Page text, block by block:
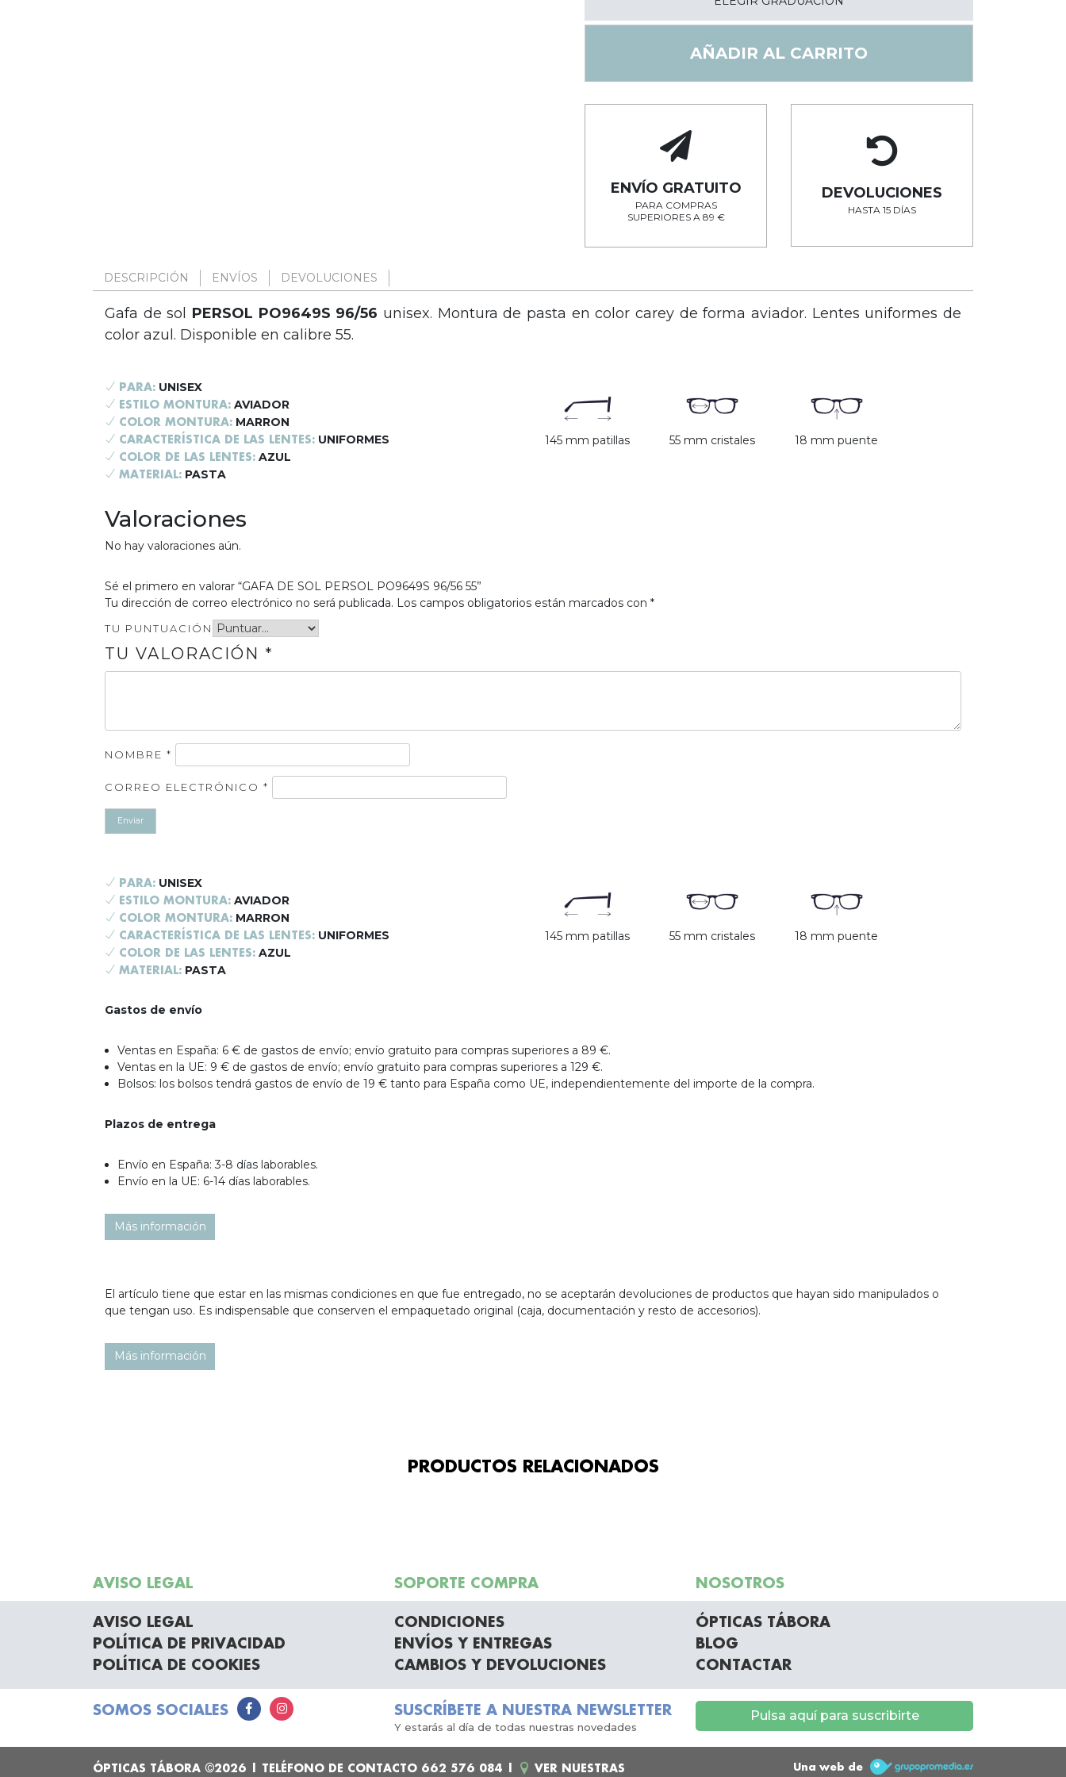
AÑADIR AL CARRITO
ENVÍO GRATUITO
PARA COMPRAS
SUPERIORES A 89 €
DEVOLUCIONES
HASTA 15 DÍAS
DESCRIPCIÓN ENVÍOS DEVOLUCIONES
Gafa de sol PERSOL PO9649S 96/56 unisex. Montura de pasta en color carey de forma aviador. Lentes uniformes de
color azul. Disponible en calibre 55.
PARA: UNISEX
ESTILO MONTURA: AVIADOR
COLOR MONTURA: MARRON
CARACTERÍSTICA DE LAS LENTES: UNIFORMES
COLOR DE LAS LENTES: AZUL
MATERIAL: PASTA
145 mm patillas 55 mm cristales 18 mm puente
Valoraciones
No hay valoraciones aún.
Sé el primero en valorar “GAFA DE SOL PERSOL PO9649S 96/56 55”
Tu dirección de correo electrónico no será publicada. Los campos obligatorios están marcados con *
TU PUNTUACIÓN
TU VALORACIÓN *
NOMBRE *
CORREO ELECTRÓNICO *
PARA: UNISEX
ESTILO MONTURA: AVIADOR
COLOR MONTURA: MARRON
CARACTERÍSTICA DE LAS LENTES: UNIFORMES
COLOR DE LAS LENTES: AZUL
MATERIAL: PASTA
145 mm patillas 55 mm cristales 18 mm puente
Gastos de envío
Ventas en España: 6 € de gastos de envío; envío gratuito para compras superiores a 89 €.
Ventas en la UE: 9 € de gastos de envío; envío gratuito para compras superiores a 129 €.
Bolsos: los bolsos tendrá gastos de envío de 19 € tanto para España como UE, independientemente del importe de la compra.
Plazos de entrega
Envío en España: 3-8 días laborables.
Envío en la UE: 6-14 días laborables.
Más información
El artículo tiene que estar en las mismas condiciones en que fue entregado, no se aceptarán devoluciones de productos que hayan sido manipulados o
que tengan uso. Es indispensable que conserven el empaquetado original (caja, documentación y resto de accesorios).
Más información
PRODUCTOS RELACIONADOS
AVISO LEGAL SOPORTE COMPRA NOSOTROS
AVISO LEGAL
POLÍTICA DE PRIVACIDAD
POLÍTICA DE COOKIES
CONDICIONES
ENVÍOS Y ENTREGAS
CAMBIOS Y DEVOLUCIONES
ÓPTICAS TÁBORA
BLOG
CONTACTAR
SOMOS SOCIALES SUSCRÍBETE A NUESTRA NEWSLETTER
Y estarás al día de todas nuestras novedades
Pulsa aquí para suscribirte
ÓPTICAS TÁBORA ©2026 | TELÉFONO DE CONTACTO 662 576 084 VER NUESTRAS Una web de